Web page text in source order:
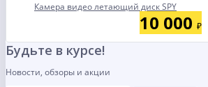
Камера видео летающий диск SPY
10 000 ₽
Будьте в курсе!
Новости, обзоры и акции